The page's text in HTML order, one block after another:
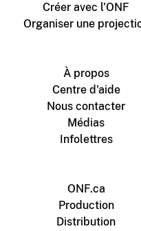
Créer avec l'ONF
Organiser une
À propos
Centre d'aide
Nous contacter
Médias
Infolettres
ONF.ca
Production
Distribution